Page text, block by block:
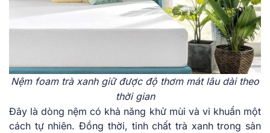
Nệm foam trà xanh giữ được độ thơm mát lâu dài theo
thời gian
Đây là dòng nệm có khả năng khử mùi và vi khuẩn một
cách tự nhiên. Đồng thời, tinh chất trà xanh trong sản